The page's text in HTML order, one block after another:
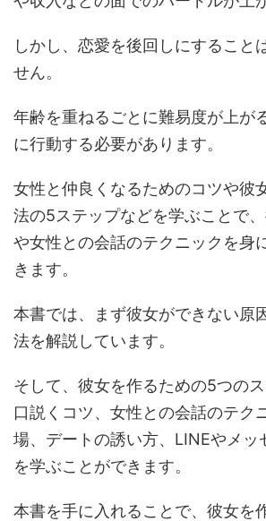
しかし、恋愛を後回しにすること
せん。
年齢を重ねるごとに難易度が上が
に行動する必要があります。
女性と仲良くなるためのコツや彼
法の5ステップなどを学ぶことで
や女性との会話のテクニックを身
きます。
本書では、まず彼女ができない原
法を解説しています。
そして、彼女を作るための5つの
口説くコツ、女性との会話のテク
場、デートの誘い方、LINEやメッ
を学ぶことができます。
本書を手に入れることで、彼女を